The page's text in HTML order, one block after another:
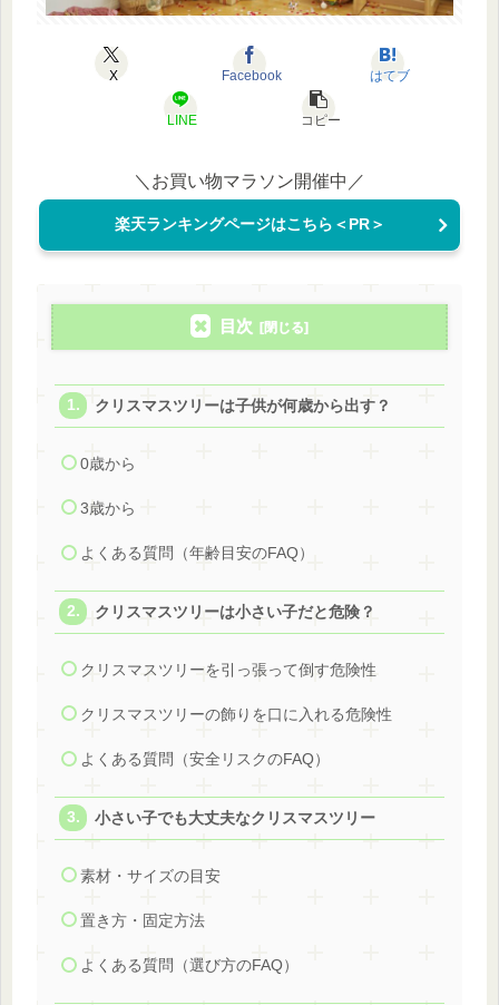
X Facebook はてブ
LINE コピー
＼お買い物マラソン開催中／
楽天ランキングページはこちら＜PR＞
目次
クリスマスツリーは子供が何歳から出す？
0歳から
3歳から
よくある質問（年齢目安のFAQ）
クリスマスツリーは小さい子だと危険？
クリスマスツリーを引っ張って倒す危険性
クリスマスツリーの飾りを口に入れる危険性
よくある質問（安全リスクのFAQ）
小さい子でも大丈夫なクリスマスツリー
素材・サイズの目安
置き方・固定方法
よくある質問（選び方のFAQ）